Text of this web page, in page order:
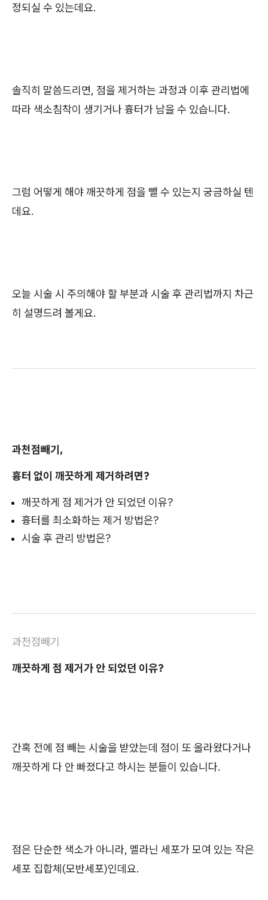
정되실 수 있는데요.
솔직히 말씀드리면, 점을 제거하는 과정과 이후 관리법에
따라 색소침착이 생기거나 흉터가 남을 수 있습니다.
그럼 어떻게 해야 깨끗하게 점을 뺄 수 있는지 궁금하실 텐
데요.
오늘 시술 시 주의해야 할 부분과 시술 후 관리법까지 차근
히 설명드려 볼게요.
과천점빼기,
흉터 없이 깨끗하게 제거하려면?
깨끗하게 점 제거가 안 되었던 이유?
흉터를 최소화하는 제거 방법은?
시술 후 관리 방법은?
과천점빼기
깨끗하게 점 제거가 안 되었던 이유?
간혹 전에 점 빼는 시술을 받았는데 점이 또 올라왔다거나
깨끗하게 다 안 빠졌다고 하시는 분들이 있습니다.
점은 단순한 색소가 아니라, 멜라닌 세포가 모여 있는 작은
세포 집합체(모반세포)인데요.